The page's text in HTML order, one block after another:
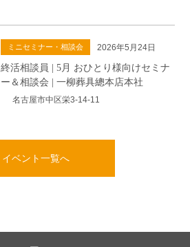
ミニセミナー・相談会 2026年5月24日
終活相談員 | 5月 おひとり様向けセミナ
ー＆相談会 | 一柳葬具總本店本社
名古屋市中区栄3-14-11
イベント一覧へ